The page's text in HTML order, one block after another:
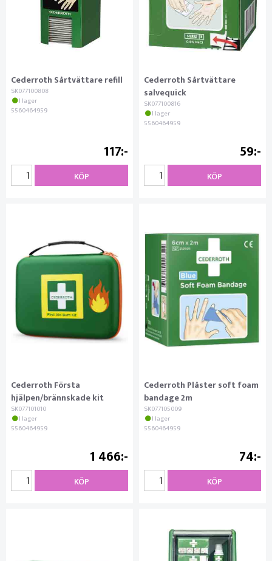
Cederroth Sårtvättare refill
SK077100808
I lager
5560464959
117
KÖP
Cederroth Sårtvättare
salvequick
SK077100816
I lager
5560464959
59
KÖP
Cederroth Första
hjälpen/brännskade kit
SK077101010
I lager
5560464959
1 466
KÖP
Cederroth Plåster soft foam
bandage 2m
SK077105009
I lager
5560464959
74
KÖP